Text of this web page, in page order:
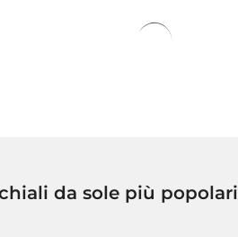
da sole più popolari